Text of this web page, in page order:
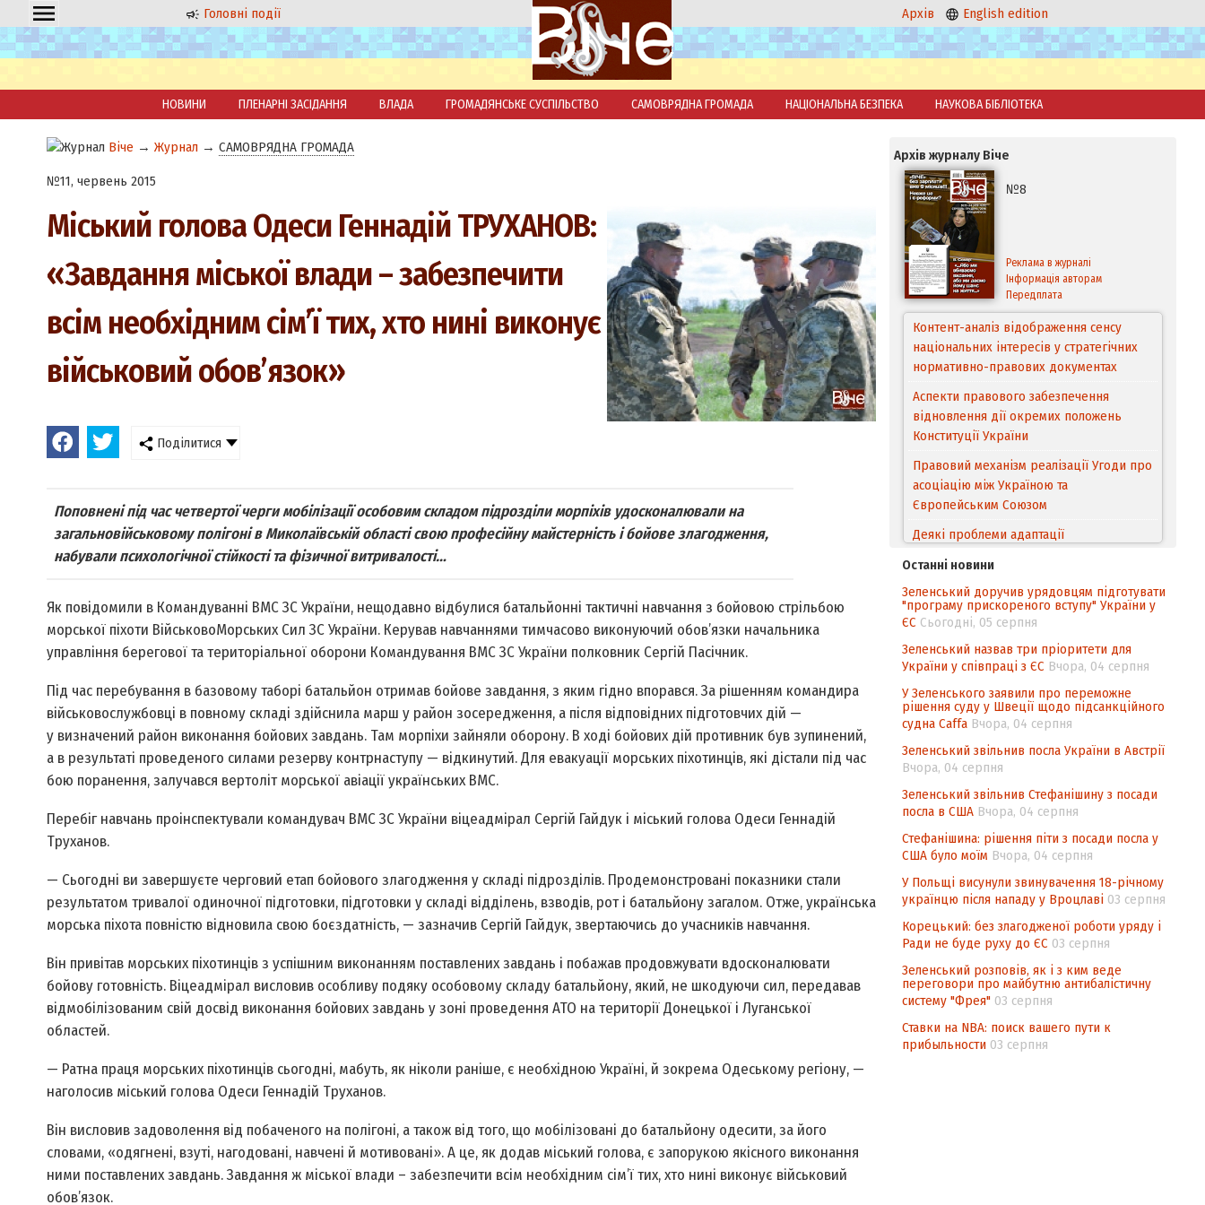
Головні події Архів English edition
НОВИНИ ПЛЕНАРНІ ЗАСІДАННЯ ВЛАДА ГРОМАДЯНСЬКЕ СУСПІЛЬСТВО САМОВРЯДНА ГРОМАДА НАЦІОНАЛЬНА БЕЗПЕКА НАУКОВА БІБЛІОТЕКА
Віче → Журнал → САМОВРЯДНА ГРОМАДА
№11, червень 2015
Міський голова Одеси Геннадій ТРУХАНОВ:
«Завдання міської влади – забезпечити
всім необхідним сім’ї тих, хто нині виконує
військовий обов’язок»
Поділитися
Поповнені під час четвертої черги мобілізації особовим складом підрозділи морпіхів удосконалювали на
загальновійськовому полігоні в Миколаївській області свою професійну майстерність і бойове злагодження,
набували психологічної стійкості та фізичної витривалості…
Як повідомили в Командуванні ВМС ЗС України, нещодавно відбулися батальйонні тактичні навчання з бойовою стрільбою
морської піхоти Військово­Морських Сил ЗС України. Керував навчаннями тимчасово виконуючий обов’язки начальника
управління берегової та територіальної оборони Командування ВМС ЗС України полковник Сергій Пасічник.
Під час перебування в базовому таборі батальйон отримав бойове завдання, з яким гідно впорався. За рішенням командира
військовослужбовці в повному складі здійснила марш у район зосередження, а після відповідних підготовчих дій —
у визначений район виконання бойових завдань. Там морпіхи зайняли оборону. В ході бойових дій противник був зупинений,
а в результаті проведеного силами резерву контрнаступу — відкинутий. Для евакуації морських піхотинців, які дістали під час
бою поранення, залучався вертоліт морської авіації українських ВМС.
Перебіг навчань проінспектували командувач ВМС ЗС України віце­адмірал Сергій Гайдук і міський голова Одеси Геннадій
Труханов.
— Сьогодні ви завершуєте черговий етап бойового злагодження у складі підрозділів. Продемонстровані показники стали
результатом тривалої одиночної підготовки, підготовки у складі відділень, взводів, рот і батальйону загалом. Отже, українська
морська піхота повністю відновила свою боєздатність, — зазначив Сергій Гайдук, звертаючись до учасників навчання.
Він привітав морських піхотинців з успішним виконанням поставлених завдань і побажав продовжувати вдосконалювати
бойову готовність. Віце­адмірал висловив особливу подяку особовому складу батальйону, який, не шкодуючи сил, передавав
відмобілізованим свій досвід виконання бойових завдань у зоні проведення АТО на території Донецької і Луганської
областей.
— Ратна праця морських піхотинців сьогодні, мабуть, як ніколи раніше, є необхідною Україні, й зокрема Одеському регіону, —
наголосив міський голова Одеси Геннадій Труханов.
Він висловив задоволення від побаченого на полігоні, а також від того, що мобілізовані до батальйону одесити, за його
словами, «одягнені, взуті, нагодовані, навчені й мотивовані». А це, як додав міський голова, є запорукою якісного виконання
ними поставлених завдань. Завдання ж міської влади – забезпечити всім необхідним сім’ї тих, хто нині виконує військовий
обов’язок.
Архів журналу Віче
№8
Реклама в журналі
Інформація авторам
Передплата
Контент-аналіз відображення сенсу
національних інтересів у стратегічних
нормативно-правових документах
Аспекти правового забезпечення
відновлення дії окремих положень
Конституції України
Правовий механізм реалізації Угоди про
асоціацію між Україною та
Європейським Cоюзом
Деякі проблеми адаптації
походження товарів відповідно до
Угоди про торговельні аспекти прав
інтелектуальної власності (TRIPS) у
контексті євроінтеграції
Аналіз виборчого законодавства щодо
підрахунку голосів виборців
Інформаційна безпека суспільства
Останні новини
Зеленський доручив урядовцям підготувати
"програму прискореного вступу" України у
ЄС Сьогодні, 05 серпня
Зеленський назвав три пріоритети для
України у співпраці з ЄС Вчора, 04 серпня
У Зеленського заявили про переможне
рішення суду у Швеції щодо підсанкційного
судна Caffa Вчора, 04 серпня
Зеленський звільнив посла України в Австрії
Вчора, 04 серпня
Зеленський звільнив Стефанішину з посади
посла в США Вчора, 04 серпня
Стефанішина: рішення піти з посади посла у
США було моїм Вчора, 04 серпня
У Польщі висунули звинувачення 18-річному
українцю після нападу у Вроцлаві 03 серпня
Корецький: без злагодженої роботи уряду і
Ради не буде руху до ЄС 03 серпня
Зеленський розповів, як і з ким веде
переговори про майбутню антибалістичну
систему "Фрея" 03 серпня
Ставки на NBA: поиск вашего пути к
прибыльности 03 серпня